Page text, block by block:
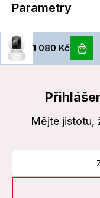
Parametry
1 080 Kč
Mějte jistotu,